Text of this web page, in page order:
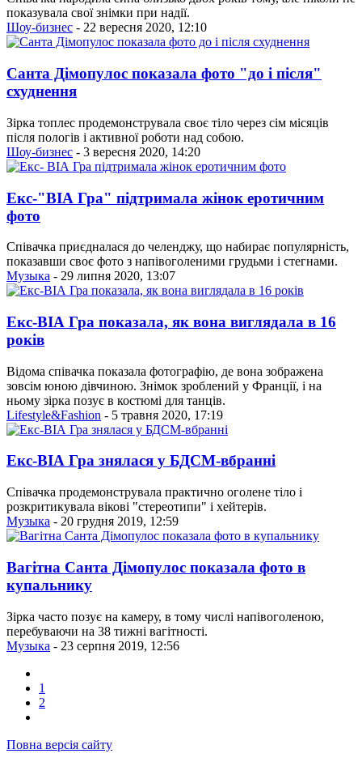
показувала свої знімки при надії.
Шоу-бизнес - 22 вересня 2020, 12:10
Санта Дімопулос показала фото "до і після"
схуднення
Зірка топлес продемонструвала своє тіло через сім місяців
після пологів і активної роботи над собою.
Шоу-бизнес - 3 вересня 2020, 14:20
Екс-"ВІА Гра" підтримала жінок еротичним
фото
Співачка приєдналася до челенджу, що набирає популярність,
показавши своє фото з напівоголеними грудьми і стегнами.
Музыка - 29 липня 2020, 13:07
Екс-ВІА Гра показала, як вона виглядала в 16
років
Відома співачка показала фотографію, де вона зображена
зовсім юною дівчиною. Знімок зроблений у Франції, і на
ньому зірка позує в костюмі для танців.
Lifestyle&Fashion - 5 травня 2020, 17:19
Екс-ВІА Гра знялася у БДСМ-вбранні
Співачка продемонструвала практично оголене тіло і
розкритикувала вікові "стереотипи" і хейтерів.
Музыка - 20 грудня 2019, 12:59
Вагітна Санта Дімопулос показала фото в
купальнику
Зірка часто позує на камеру, в тому числі напівоголеною,
перебуваючи на 38 тижні вагітності.
Музыка - 23 серпня 2019, 12:56
1
2
Повна версія сайту